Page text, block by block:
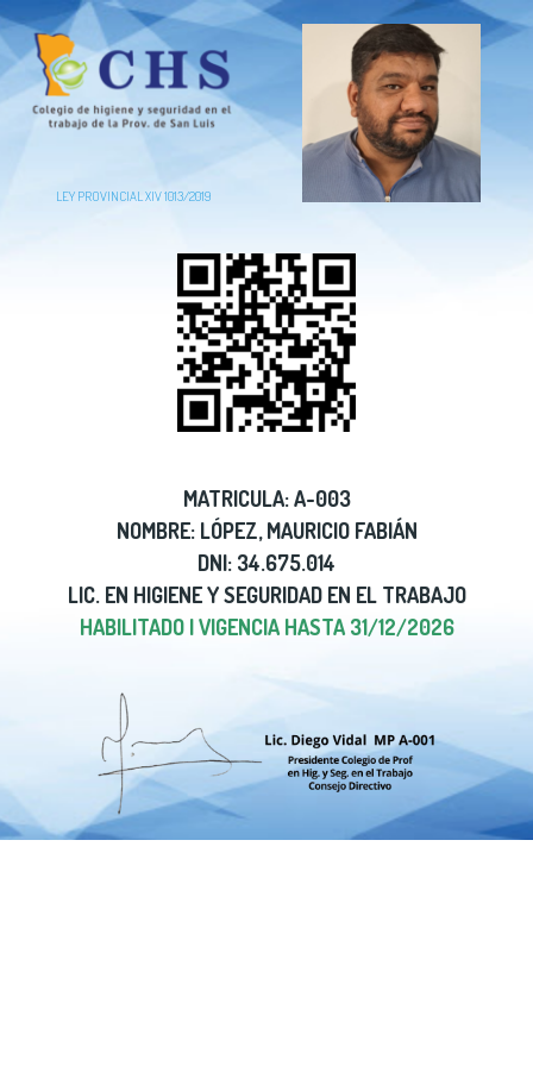
LEY PROVINCIAL XIV 1013/2019
MATRICULA: A-003
NOMBRE: LÓPEZ, MAURICIO FABIÁN
DNI: 34.675.014
LIC. EN HIGIENE Y SEGURIDAD EN EL TRABAJO
HABILITADO | VIGENCIA HASTA 31/12/2026